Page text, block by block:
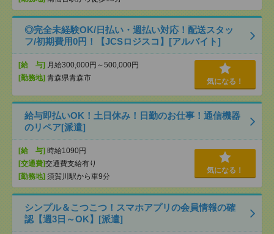
◎完全未経験OK/日払い・週払い対応！配送スタッ
フ/初期費用0円！【JCSロジスコ】[アルバイト]
[給 与] 月給300,000円～500,000円
[勤務地] 青森県青森市 気になる！
給与即払いOK！土日休み！日勤のお仕事！通信機器
のリペア[派遣]
[給 与] 時給1090円
[交通費]交通費支給有り
[勤務地] 須賀川駅から車9分
気になる！
シンプル＆こつこつ！スマホアプリの会員情報の確
認【週3日～OK】[派遣]